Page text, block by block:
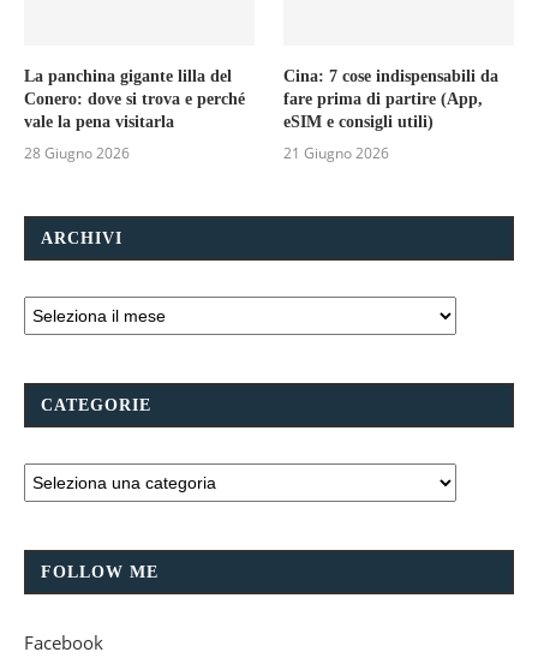
La panchina gigante lilla del
Conero: dove si trova e perché
vale la pena visitarla
28 Giugno 2026
Cina: 7 cose indispensabili da
fare prima di partire (App,
eSIM e consigli utili)
21 Giugno 2026
ARCHIVI
CATEGORIE
FOLLOW ME
Facebook